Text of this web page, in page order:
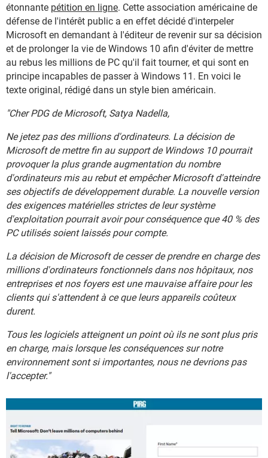
étonnante pétition en ligne. Cette association américaine de
défense de l'intérêt public a en effet décidé d'interpeler
Microsoft en demandant à l'éditeur de revenir sur sa décision
et de prolonger la vie de Windows 10 afin d'éviter de mettre
au rebus les millions de PC qu'il fait tourner, et qui sont en
principe incapables de passer à Windows 11. En voici le
texte original, rédigé dans un style bien américain.
"Cher PDG de Microsoft, Satya Nadella,
Ne jetez pas des millions d'ordinateurs. La décision de
Microsoft de mettre fin au support de Windows 10 pourrait
provoquer la plus grande augmentation du nombre
d'ordinateurs mis au rebut et empêcher Microsoft d'atteindre
ses objectifs de développement durable. La nouvelle version
des exigences matérielles strictes de leur système
d'exploitation pourrait avoir pour conséquence que 40 % des
PC utilisés soient laissés pour compte.
La décision de Microsoft de cesser de prendre en charge des
millions d'ordinateurs fonctionnels dans nos hôpitaux, nos
entreprises et nos foyers est une mauvaise affaire pour les
clients qui s'attendent à ce que leurs appareils coûteux
durent.
Tous les logiciels atteignent un point où ils ne sont plus pris
en charge, mais lorsque les conséquences sur notre
environnement sont si importantes, nous ne devrions pas
l'accepter."